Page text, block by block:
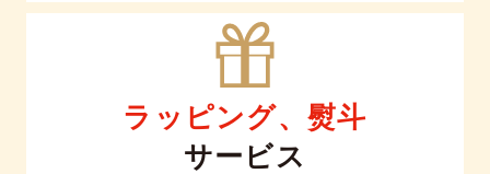
ラッピング、熨斗
サービス